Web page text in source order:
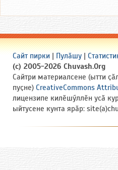
Сайт пирки | Пулӑшу |
(c) 2005-2026 Chuvash.Org
Сайтри материалсене (ытти
пуҫне) CreativeCommons
лицензипе килӗшӳллӗн усӑ
ыйтусене кунта ярӑр: